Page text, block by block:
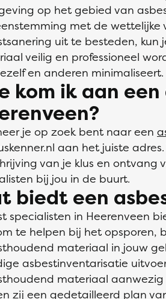
op het gebied van
met de wettelijke
uit te besteden, kun
veilig en professioneel
en anderen minimaliseert.
kom ik aan
je op zoek bent naar een
aan het juiste
van je klus en ontvang
bij jou in de buurt.
biedt een
specialisten in Heerenveen
te helpen bij het opsporen,
materiaal in jouw
asbestinventarisatie
materiaal
zij een gedetailleerd plan